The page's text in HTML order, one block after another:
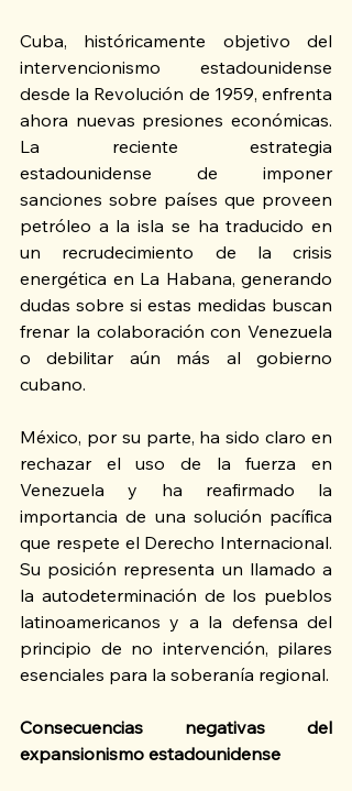
Cuba, históricamente objetivo del
intervencionismo estadounidense
desde la Revolución de 1959, enfrenta
ahora nuevas presiones económicas.
La reciente estrategia
estadounidense de imponer
sanciones sobre países que proveen
petróleo a la isla se ha traducido en
un recrudecimiento de la crisis
energética en La Habana, generando
dudas sobre si estas medidas buscan
frenar la colaboración con Venezuela
o debilitar aún más al gobierno
cubano.
México, por su parte, ha sido claro en
rechazar el uso de la fuerza en
Venezuela y ha reafirmado la
importancia de una solución pacífica
que respete el Derecho Internacional.
Su posición representa un llamado a
la autodeterminación de los pueblos
latinoamericanos y a la defensa del
principio de no intervención, pilares
esenciales para la soberanía regional.
Consecuencias negativas del
expansionismo estadounidense